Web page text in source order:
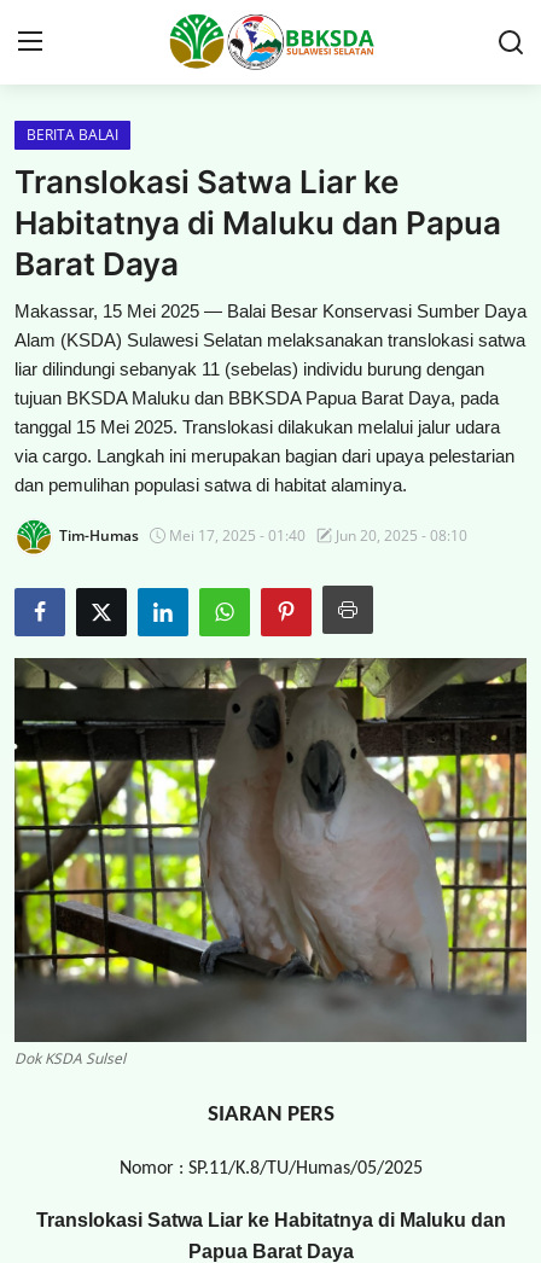
Beranda
PROFIL
BERITA BALAI
PUBLIKASI
KAWASAN KONSERVASI
GAMES
BERITA BALAI
Translokasi Satwa Liar ke
Habitatnya di Maluku dan Papua
Barat Daya
Makassar, 15 Mei 2025 — Balai Besar Konservasi Sumber Daya
Alam (KSDA) Sulawesi Selatan melaksanakan translokasi satwa
liar dilindungi sebanyak 11 (sebelas) individu burung dengan
tujuan BKSDA Maluku dan BBKSDA Papua Barat Daya, pada
tanggal 15 Mei 2025. Translokasi dilakukan melalui jalur udara
via cargo. Langkah ini merupakan bagian dari upaya pelestarian
dan pemulihan populasi satwa di habitat alaminya.
Tim-Humas Mei 17, 2025 - 01:40 Jun 20, 2025 - 08:10
Dok KSDA Sulsel
SIARAN PERS
Nomor : SP.11/K.8/TU/Humas/05/2025
Translokasi Satwa Liar ke Habitatnya di Maluku dan
Papua Barat Daya